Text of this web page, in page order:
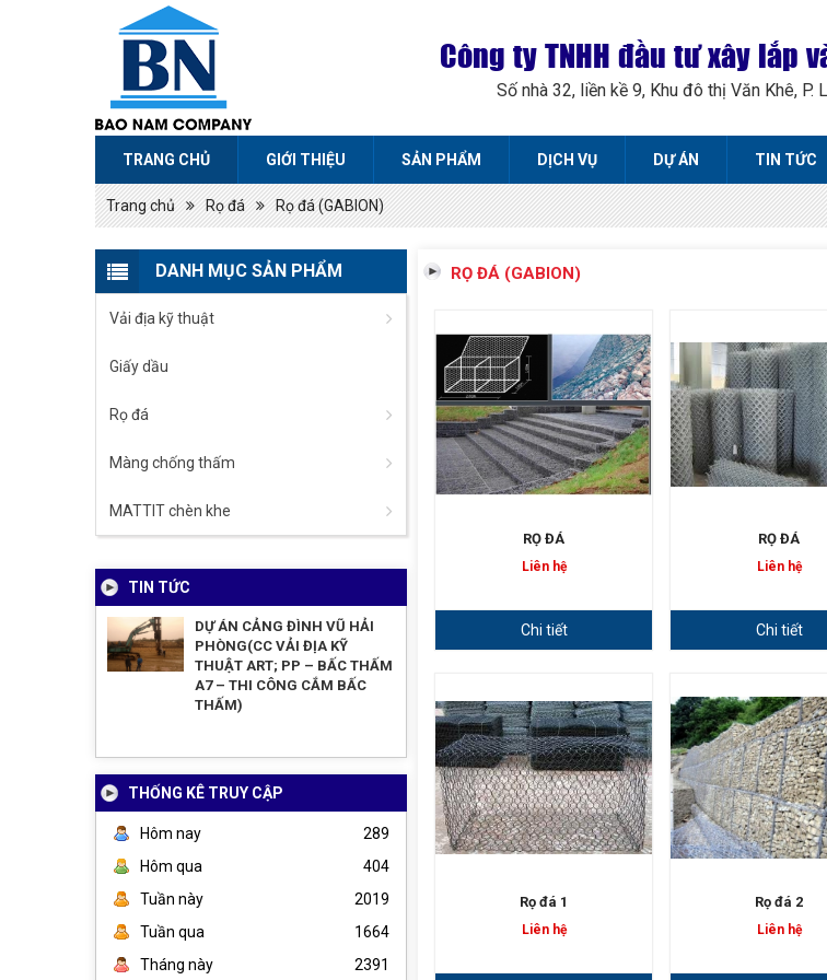
Công ty TNHH đầu tư xây lắp
Số nhà 32, liền kề 9, Khu đô thị Văn Khê, P.
TRANG CHỦ GIỚI THIỆU SẢN PHẨM DỊCH VỤ DỰ ÁN TIN TỨC
Trang chủ Rọ đá Rọ đá (GABION)
DANH MỤC SẢN PHẨM
Vải địa kỹ thuật
Giấy dầu
Rọ đá
Màng chống thấm
MATTIT chèn khe
TIN TỨC
DỰ ÁN CẢNG ĐÌNH VŨ HẢI
PHÒNG(CC VẢI ĐỊA KỸ
THUẬT ART; PP – BẤC THẤM
A7 – THI CÔNG CẮM BẤC
THẤM)
THỐNG KÊ TRUY CẬP
Hôm nay
289
Hôm qua
404
Tuần này
2019
Tuần qua
1664
Tháng này
2391
RỌ ĐÁ (GABION)
RỌ ĐÁ
Liên hệ
Chi tiết
RỌ ĐÁ
Liên hệ
Chi tiết
Rọ đá 1
Liên hệ
Rọ đá 2
Liên hệ